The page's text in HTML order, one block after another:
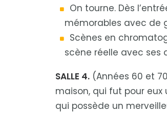
On tourne. Dès
mémorables avec de
Scènes en
scène réelle avec ses
SALLE 4. (Années 60 et
maison, qui fut pour eux
qui possède un